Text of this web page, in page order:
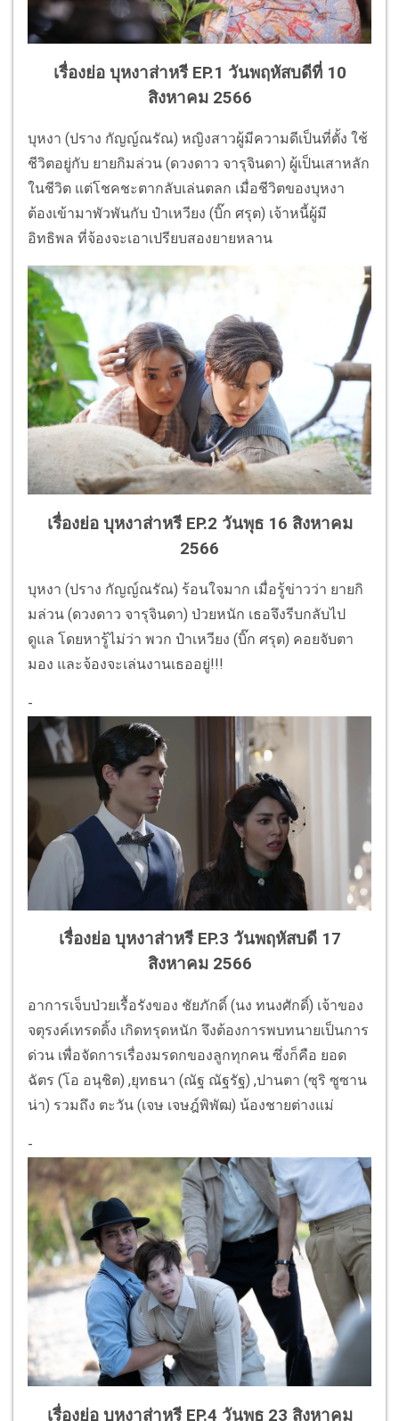
เรื่องย่อ บุหงาส่าหรี EP.1 วันพฤหัสบดีที่ 10
สิงหาคม 2566
บุหงา (ปราง กัญญ์ณรัณ) หญิงสาวผู้มีความดีเป็นที่ตั้ง ใช้
ชีวิตอยู่กับ ยายกิมล่วน (ดวงดาว จารุจินดา) ผู้เป็นเสาหลัก
ในชีวิต แต่โชคชะตากลับเล่นตลก เมื่อชีวิตของบุหงา
ต้องเข้ามาพัวพันกับ ป๋าเหวียง (บิ๊ก ศรุต) เจ้าหนี้ผู้มี
อิทธิพล ที่จ้องจะเอาเปรียบสองยายหลาน
เรื่องย่อ บุหงาส่าหรี EP.2 วันพุธ 16 สิงหาคม
2566
บุหงา (ปราง กัญญ์ณรัณ) ร้อนใจมาก เมื่อรู้ข่าวว่า ยายกิ
มล่วน (ดวงดาว จารุจินดา) ป่วยหนัก เธอจึงรีบกลับไป
ดูแล โดยหารู้ไม่ว่า พวก ป๋าเหวียง (บิ๊ก ศรุต) คอยจับตา
มอง และจ้องจะเล่นงานเธออยู่!!!
-
เรื่องย่อ บุหงาส่าหรี EP.3 วันพฤหัสบดี 17
สิงหาคม 2566
อาการเจ็บป่วยเรื้อรังของ ชัยภักดิ์ (นง ทนงศักดิ์) เจ้าของ
จตุรงค์เทรดดิ้ง เกิดทรุดหนัก จึงต้องการพบทนายเป็นการ
ด่วน เพื่อจัดการเรื่องมรดกของลูกทุกคน ซึ่งก็คือ ยอด
ฉัตร (โอ อนุชิต) ,ยุทธนา (ณัฐ ณัฐรัฐ) ,ปานตา (ซุริ ซูซาน
น่า) รวมถึง ตะวัน (เจษ เจษฎ์พิพัฒ) น้องชายต่างแม่
-
เรื่องย่อ บุหงาส่าหรี EP.4 วันพุธ 23 สิงหาคม